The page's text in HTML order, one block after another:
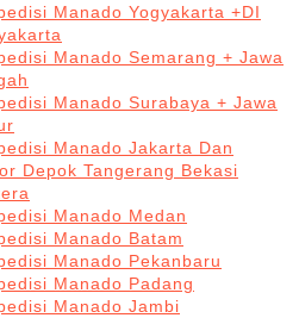
Manado Yogyakarta +DI
Manado Semarang + Jawa
Manado Surabaya + Jawa
Manado Jakarta Dan
Depok Tangerang Bekasi
Manado Medan
Manado Batam
Manado Pekanbaru
Manado Padang
Manado Jambi